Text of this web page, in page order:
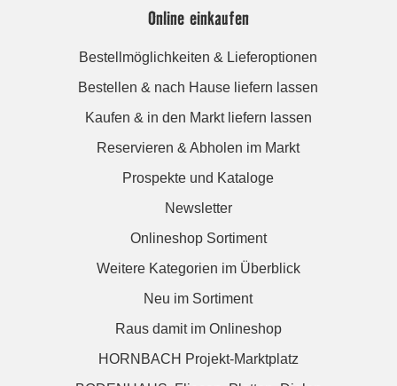
Online einkaufen
Bestellmöglichkeiten & Lieferoptionen
Bestellen & nach Hause liefern lassen
Kaufen & in den Markt liefern lassen
Reservieren & Abholen im Markt
Prospekte und Kataloge
Newsletter
Onlineshop Sortiment
Weitere Kategorien im Überblick
Neu im Sortiment
Raus damit im Onlineshop
HORNBACH Projekt-Marktplatz